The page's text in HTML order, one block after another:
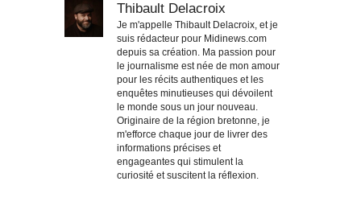
Thibault Delacroix
Je m'appelle Thibault Delacroix, et je
suis rédacteur pour Midinews.com
depuis sa création. Ma passion pour
le journalisme est née de mon amour
pour les récits authentiques et les
enquêtes minutieuses qui dévoilent
le monde sous un jour nouveau.
Originaire de la région bretonne, je
m'efforce chaque jour de livrer des
informations précises et
engageantes qui stimulent la
curiosité et suscitent la réflexion.